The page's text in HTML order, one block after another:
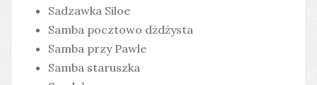
Sadzawka Siloe
Samba pocztowo dżdżysta
Samba przy Pawle
Samba staruszka